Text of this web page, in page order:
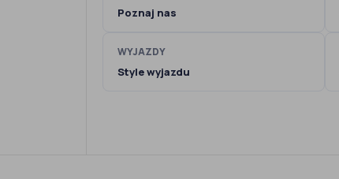
Poznaj nas
WYJAZDY
Style wyjazdu